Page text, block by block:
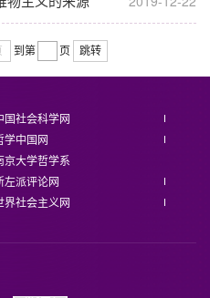
到第 页 跳转
国社会科学网
学中国网
京大学哲学系
左派评论网
界社会主义网